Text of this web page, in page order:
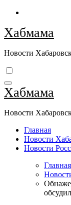
Перейти
содержимому
Хабмама
Новости
Хабмама
Новости
Главная
Новости
Новости